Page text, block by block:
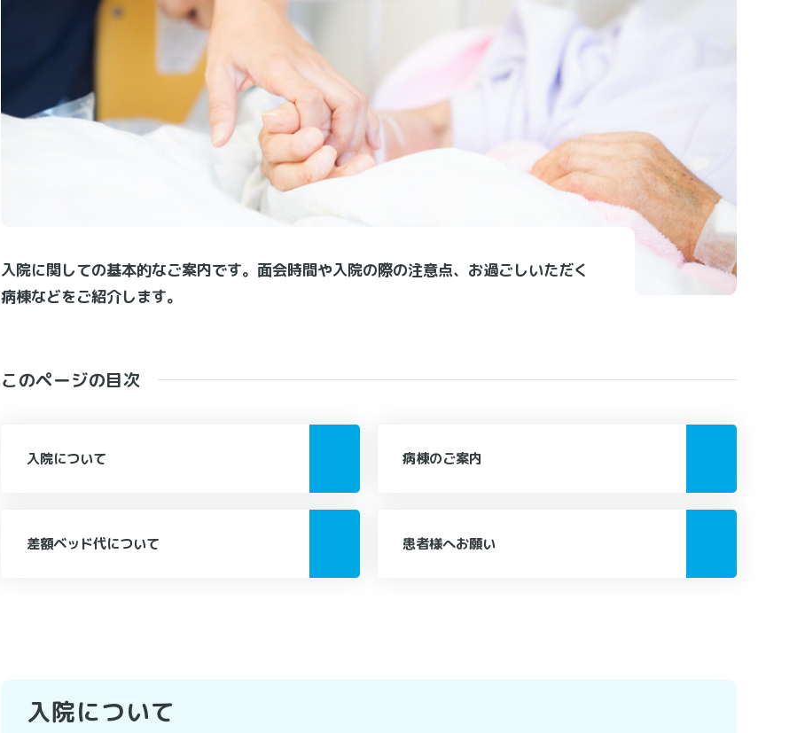
入院に関しての基本的なご案内です。面会時間や入院の際の注意点、お過ごしいただく
病棟などをご紹介します。
このページの目次
入院について 病棟のご案内
差額ベッド代について 患者様へお願い
入院について